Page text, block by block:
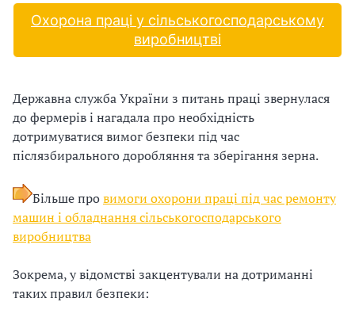
Охорона праці у сільськогосподарському
виробництві
Державна служба України з питань праці звернулася
до фермерів і нагадала про необхідність
дотримуватися вимог безпеки під час
післязбирального доробляння та зберігання зерна.
Більше провимоги охорони праці під час ремонту
машин і обладнання сільськогосподарського
виробництва
Зокрема, у відомстві закцентували на дотриманні
таких правил безпеки:
П
б
л
о
д